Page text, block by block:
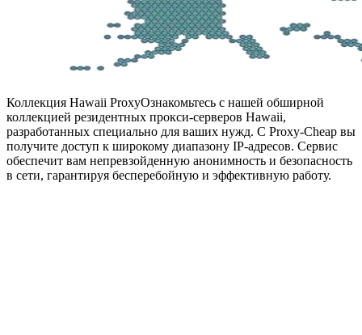
Коллекция Hawaii ProxyОзнакомьтесь с нашей обширной
коллекцией резидентных прокси-серверов Hawaii,
разработанных специально для ваших нужд. С Proxy-Cheap вы
получите доступ к широкому диапазону IP-адресов. Сервис
обеспечит вам непревзойденную анонимность и безопасность
в сети, гарантируя бесперебойную и эффективную работу.